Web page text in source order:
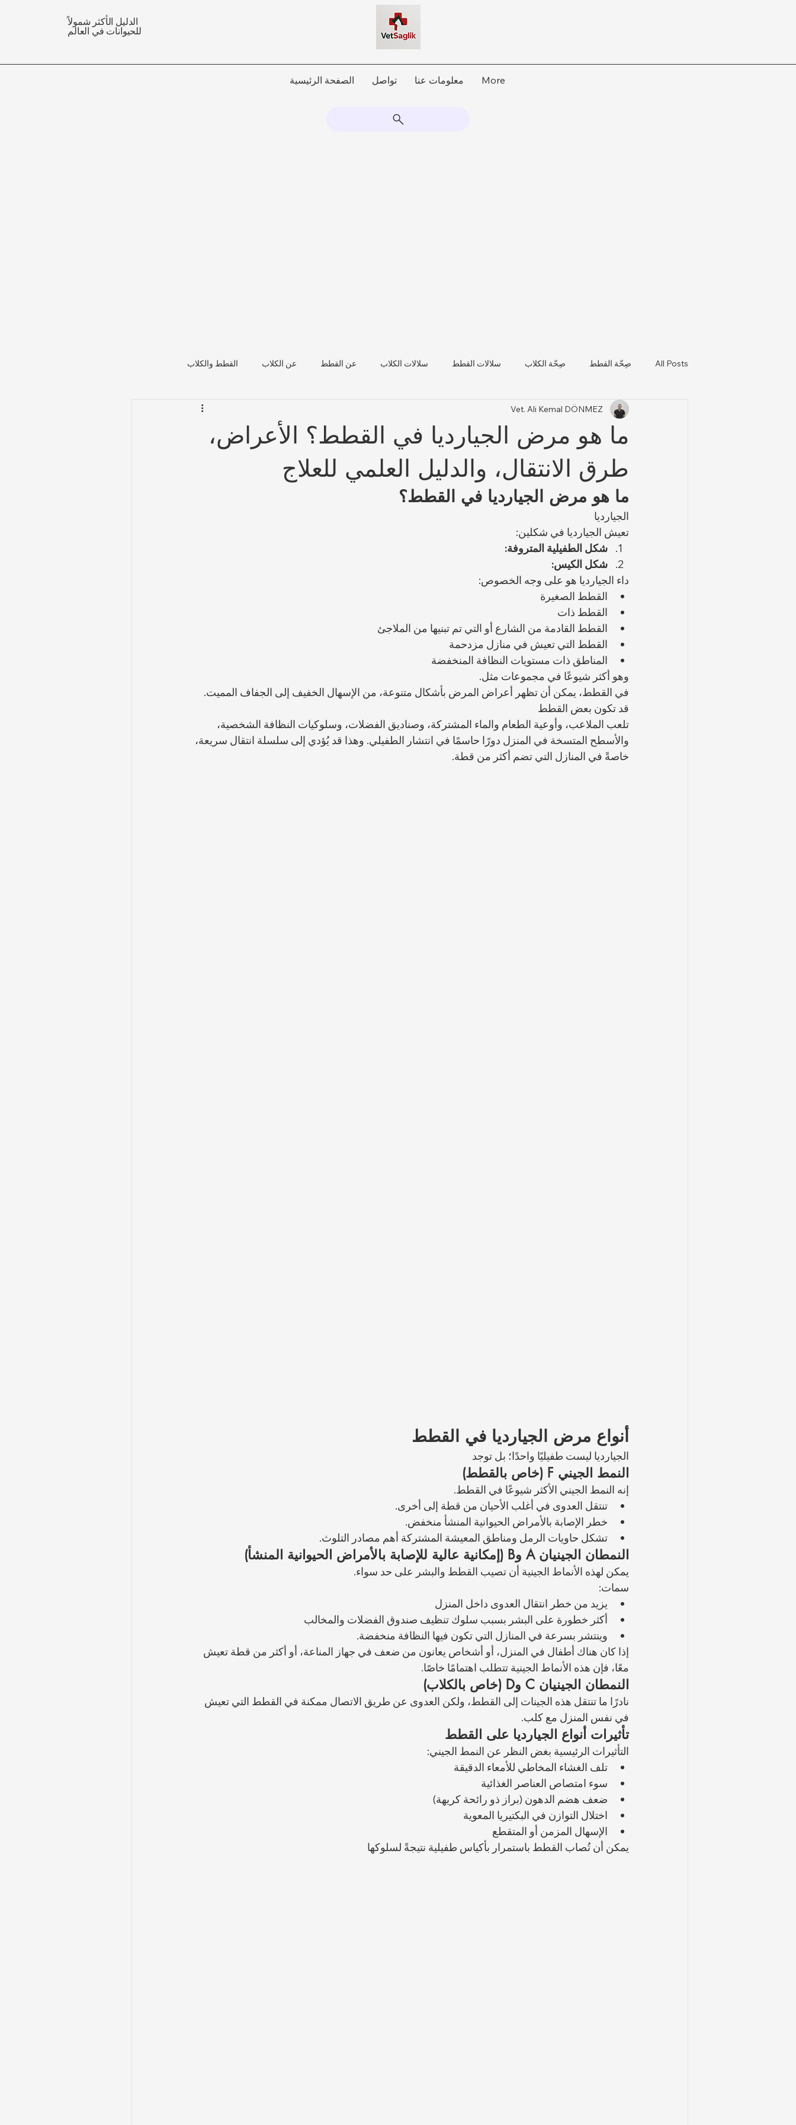
الدليل الأكثر شمولاً
للحيوانات في العالم
الصفحة الرئيسية تواصل معلومات عنا More
All Posts صِحّة القطط صِحّة الكلاب سلالات القطط سلالات الكلاب عن القطط عن الكلاب القطط والكلاب
تحديثات صحة الحيوانات واللوائح التن صحة الماشية
ما هو مرض الجيارديا في القطط؟ الأعراض،
طرق الانتقال، والدليل العلمي للعلاج
Vet. Ali Kemal DÖNMEZ
ما هو مرض الجيارديا في القطط؟
الجيارديا
تعيش الجيارديا في شكلين:
شكل الطفيلية المتروفة:
شكل الكيس:
داء الجيارديا هو على وجه الخصوص:
القطط الصغيرة
القطط ذات
القطط القادمة من الشارع أو التي تم تبنيها من الملاجئ
القطط التي تعيش في منازل مزدحمة
المناطق ذات مستويات النظافة المنخفضة
وهو أكثر شيوعًا في مجموعات مثل.
في القطط، يمكن أن تظهر أعراض المرض بأشكال متنوعة، من الإسهال الخفيف إلى الجفاف المميت.
قد تكون بعض القطط
تلعب الملاعب، وأوعية الطعام والماء المشتركة، وصناديق الفضلات، وسلوكيات النظافة الشخصية،
والأسطح المتسخة في المنزل دورًا حاسمًا في انتشار الطفيلي. وهذا قد يُؤدي إلى سلسلة انتقال سريعة،
خاصةً في المنازل التي تضم أكثر من قطة.
أنواع مرض الجيارديا في القطط
الجيارديا ليست طفيليًا واحدًا؛ بل توجد
النمط الجيني F (خاص بالقطط)
إنه النمط الجيني الأكثر شيوعًا في القطط.
تنتقل العدوى في أغلب الأحيان من قطة إلى أخرى.
خطر الإصابة بالأمراض الحيوانية المنشأ منخفض.
تشكل حاويات الرمل ومناطق المعيشة المشتركة أهم مصادر التلوث.
النمطان الجينيان A وB (إمكانية عالية للإصابة بالأمراض الحيوانية المنشأ)
يمكن لهذه الأنماط الجينية أن تصيب القطط والبشر على حد سواء.
سمات:
يزيد من خطر انتقال العدوى داخل المنزل
أكثر خطورة على البشر بسبب سلوك تنظيف صندوق الفضلات والمخالب
وينتشر بسرعة في المنازل التي تكون فيها النظافة منخفضة.
إذا كان هناك أطفال في المنزل، أو أشخاص يعانون من ضعف في جهاز المناعة، أو أكثر من قطة تعيش
معًا، فإن هذه الأنماط الجينية تتطلب اهتمامًا خاصًا.
النمطان الجينيان C وD (خاص بالكلاب)
نادرًا ما تنتقل هذه الجينات إلى القطط، ولكن العدوى عن طريق الاتصال ممكنة في القطط التي تعيش
في نفس المنزل مع كلب.
تأثيرات أنواع الجيارديا على القطط
التأثيرات الرئيسية بغض النظر عن النمط الجيني:
تلف الغشاء المخاطي للأمعاء الدقيقة
سوء امتصاص العناصر الغذائية
ضعف هضم الدهون (براز ذو رائحة كريهة)
اختلال التوازن في البكتيريا المعوية
الإسهال المزمن أو المتقطع
يمكن أن تُصاب القطط باستمرار بأكياس طفيلية نتيجةً لسلوكها